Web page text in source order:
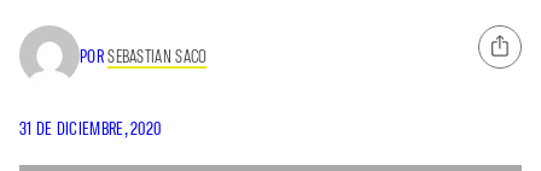
PORSEBASTIAN SACO
31 DE DICIEMBRE, 2020